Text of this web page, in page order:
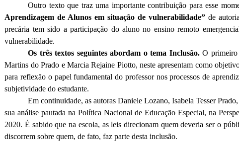
Outro texto que traz uma importante contribuição para esse
Aprendizagem de Alunos em situação de vulnerabilidade”de
precária tem sido a participação do aluno no ensino remoto
vulnerabilidade.
Os três textos seguintes abordam o tema Inclusão.O primeiro
Martins do Prado e Marcia Rejaine Piotto, neste apresentam como
para reflexão o papel fundamental do professor nos processos de
subjetividade do estudante.
Em continuidade, as autoras Daniele Lozano, Isabela Tesser
sua análise pautada na Política Nacional de Educação Especial, na
2020. É sabido que na escola, as leis direcionam quem deveria ser o
discorrem sobre quem, de fato, faz parte desta inclusão.